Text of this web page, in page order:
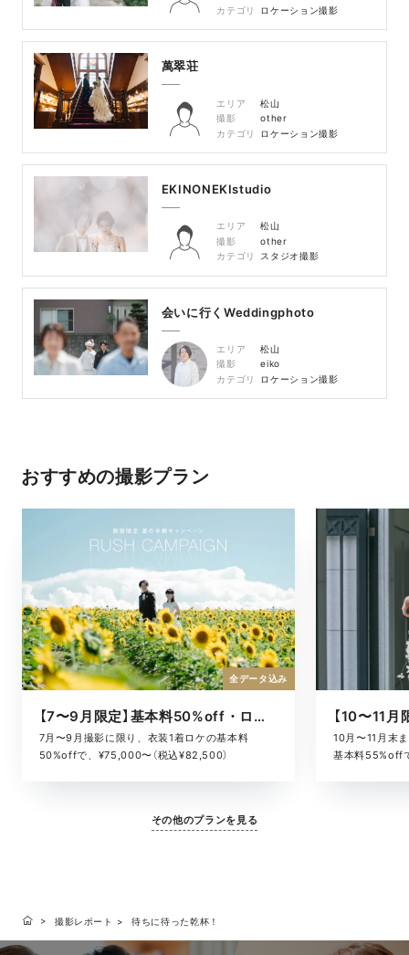
カテゴリ
ロケーション撮影
萬翠荘
エリア
松山
撮影
other
カテゴリ
ロケーション撮影
EKINONEKIstudio
エリア
松山
撮影
other
カテゴリ
スタジオ撮影
会いに行くWeddingphoto
エリア
松山
撮影
eiko
カテゴリ
ロケーション撮影
おすすめの撮影プラン
【7〜9月限定】基本料50%off・ロケキャンペーン
7月〜9月撮影に限り、衣装1着ロケの基本料
50%offで、¥75,000〜（税込¥82,500）
全データ込み
10月〜11月末
基本料55%off
その他のプランを見る
撮影レポート 待ちに待った乾杯！